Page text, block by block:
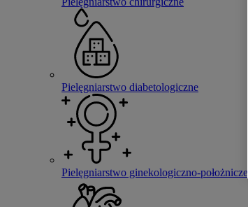
Pielęgniarstwo diabetologiczne
Pielęgniarstwo ginekologiczno-położnicze